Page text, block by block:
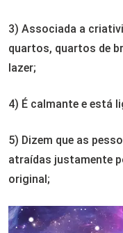
3) Associada a
quartos, quartos de
lazer;
4) É calmante e está
5) Dizem que as
atraídas justamente
original;